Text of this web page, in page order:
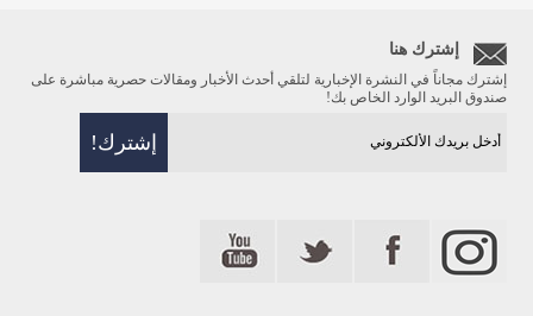
إشترك هنا
إشترك مجاناً في النشرة الإخبارية لتلقي أحدث الأخبار ومقالات حصرية مباشرة على
صندوق البريد الوارد الخاص بك!